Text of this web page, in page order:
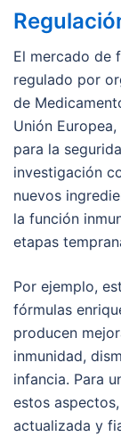
El mercado de
regulado por
de
Unión
para la
investigación
nuevos
la función
etapas
Por ejemplo,
fórmulas
producen
inmunidad,
infancia. Para
estos
actualizada y